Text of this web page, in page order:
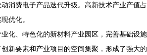
消费电子产品迭代升级。高新技术产业产值占
优化。
业化、特色化的新材料产业园区，完善基础设施
新要素和产业项目的空间集聚，形成了强大的